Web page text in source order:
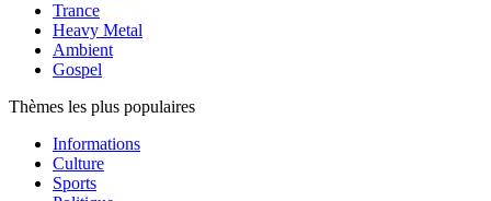
Trance
Heavy Metal
Ambient
Gospel
Thèmes les plus populaires
Informations
Culture
Sports